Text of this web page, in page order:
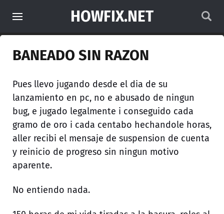
HOWFIX.NET
BANEADO SIN RAZON
Pues llevo jugando desde el dia de su
lanzamiento en pc, no e abusado de ningun
bug, e jugado legalmente i conseguido cada
gramo de oro i cada centabo hechandole horas,
aller recibi el mensaje de suspension de cuenta
y reinicio de progreso sin ningun motivo
aparente.
No entiendo nada.